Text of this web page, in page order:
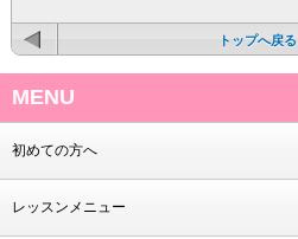
トップへ戻る
MENU
初めての方へ
レッスンメニュー